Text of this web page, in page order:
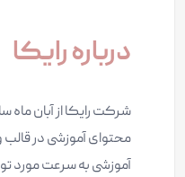
درباره رایکا
محتوای آموزشی در قالب
آموزشی به سرعت مورد